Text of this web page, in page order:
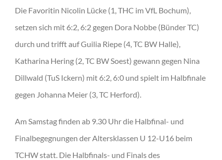
Die Favoritin Nicolin Lücke (1, THC im VfL Bochum),
setzen sich mit 6:2, 6:2 gegen Dora Nobbe (Bünder TC)
durch und trifft auf Guilia Riepe (4, TC BW Halle),
Katharina Hering (2, TC BW Soest) gewann gegen Nina
Dillwald (TuS Ickern) mit 6:2, 6:0 und spielt im Halbfinale
gegen Johanna Meier (3, TC Herford).
Am Samstag finden ab 9.30 Uhr die Halbfinal- und
Finalbegegnungen der Altersklassen U 12-U16 beim
TCHW statt. Die Halbfinals- und Finals des